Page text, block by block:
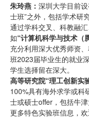
朱玲燕： 深圳大学目前
士班”之外，包括学术研
通过学科交叉、科教融
如“计算机科学与技术（
充分利用深大优秀师资
班2023届毕业生的就业
学生选择留在深大。
高等研究院“理工创新实
100%具有海外求学或科
士或硕士offer，包括牛
更多特色实验班信息，